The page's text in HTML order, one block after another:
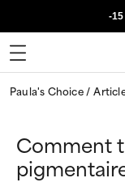
-
Paula's Choice
Comment